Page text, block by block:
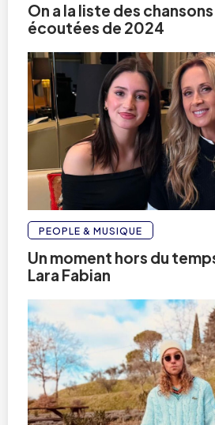
On a la liste des
écoutées de 2024
PEOPLE & MUSIQUE
Un moment hors du
Lara Fabian